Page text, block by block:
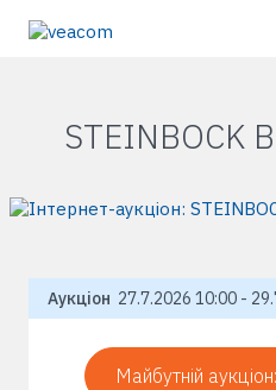
STEINBOCK
Аукціон 27.7.2026 10:00 -
Майбутній аукціон: